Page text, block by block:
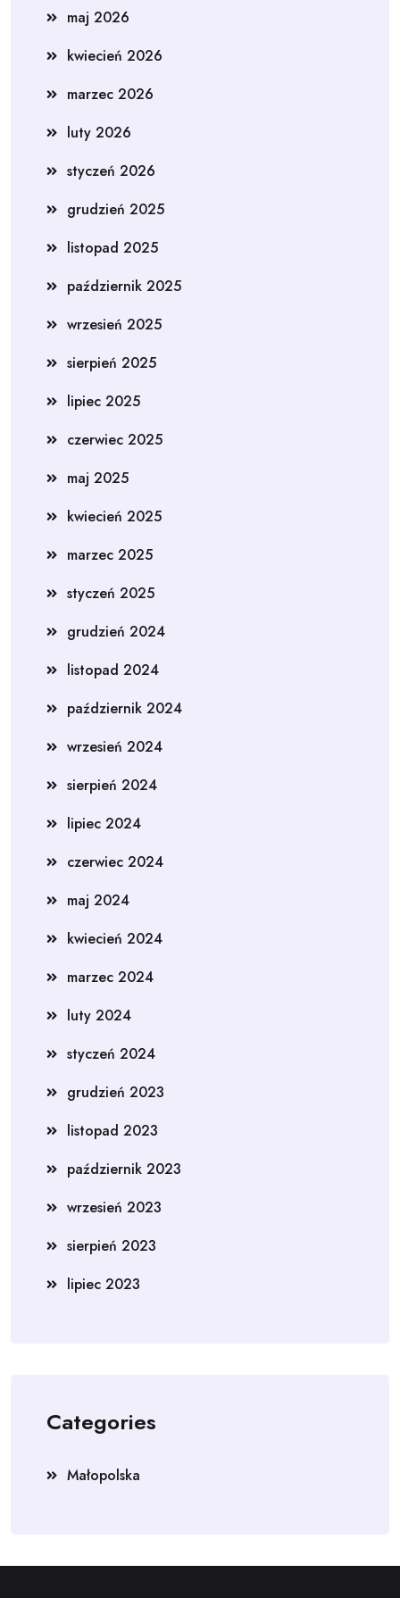
maj 2026
kwiecień 2026
marzec 2026
luty 2026
styczeń 2026
grudzień 2025
listopad 2025
październik 2025
wrzesień 2025
sierpień 2025
lipiec 2025
czerwiec 2025
maj 2025
kwiecień 2025
marzec 2025
styczeń 2025
grudzień 2024
listopad 2024
październik 2024
wrzesień 2024
sierpień 2024
lipiec 2024
czerwiec 2024
maj 2024
kwiecień 2024
marzec 2024
luty 2024
styczeń 2024
grudzień 2023
listopad 2023
październik 2023
wrzesień 2023
sierpień 2023
lipiec 2023
Categories
Małopolska